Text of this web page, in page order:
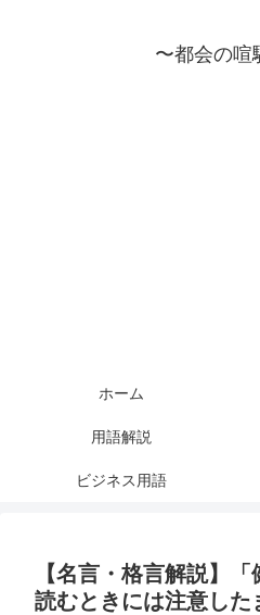
〜都会の喧
ホーム
用語解説
ビジネス用語
【名言・格言解説】
読むときには注意した